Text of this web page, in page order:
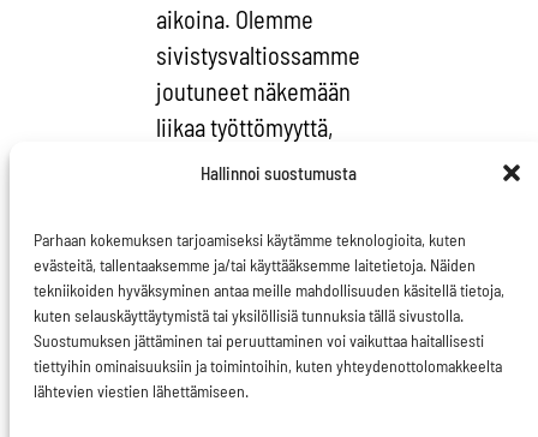
Hallinnoi suostumusta
Parhaan kokemuksen tarjoamiseksi käytämme teknologioita, kuten
evästeitä, tallentaaksemme ja/tai käyttääksemme laitetietoja. Näiden
tekniikoiden hyväksyminen antaa meille mahdollisuuden käsitellä tietoja,
kuten selauskäyttäytymistä tai yksilöllisiä tunnuksia tällä sivustolla.
Suostumuksen jättäminen tai peruuttaminen voi vaikuttaa haitallisesti
tiettyihin ominaisuuksiin ja toimintoihin, kuten yhteydenottolomakkeelta
lähtevien viestien lähettämiseen.
aikoina. Olemme
sivistysvaltiossamme
joutuneet näkemään
liikaa työttömyyttä,
kansalaisten
köyhyyttä sekä
maksamaan näistä
seurauksista suuren
hinnan.
Heikompiosaisista on